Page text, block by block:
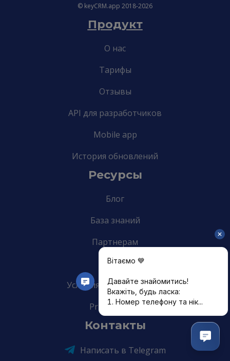
© keyCRM.app 2018-2026
Продукт
О нас
Тарифы
Отзывы
API для разработчиков
Mobile app
История обновлений
Ресурсы
Блог
База знаний
Партнерам
Карьера
Условия использования
Privacy Policy
Контакты
Написать в Telegram